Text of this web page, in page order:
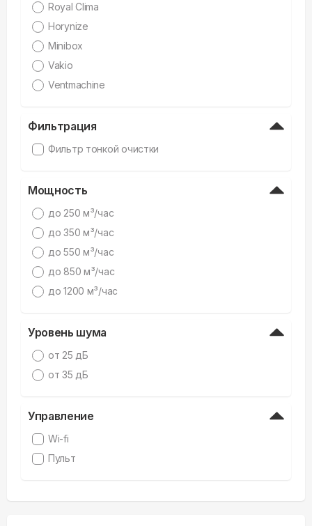
Royal Clima
Horynize
Minibox
Vakio
Ventmachine
Фильтрация
Фильтр тонкой очистки
Мощность
дo 250 м³/час
дo 350 м³/час
дo 550 м³/час
дo 850 м³/час
дo 1200 м³/час
Уровень шума
от 25 дБ
от 35 дБ
Управление
Wi-fi
Пульт